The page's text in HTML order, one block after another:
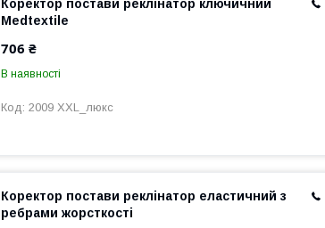
Коректор постави реклінатор ключичний
Medtextile
706 ₴
В наявності
2009 XXL_люкс
Коректор постави реклінатор еластичний з
ребрами жорсткості